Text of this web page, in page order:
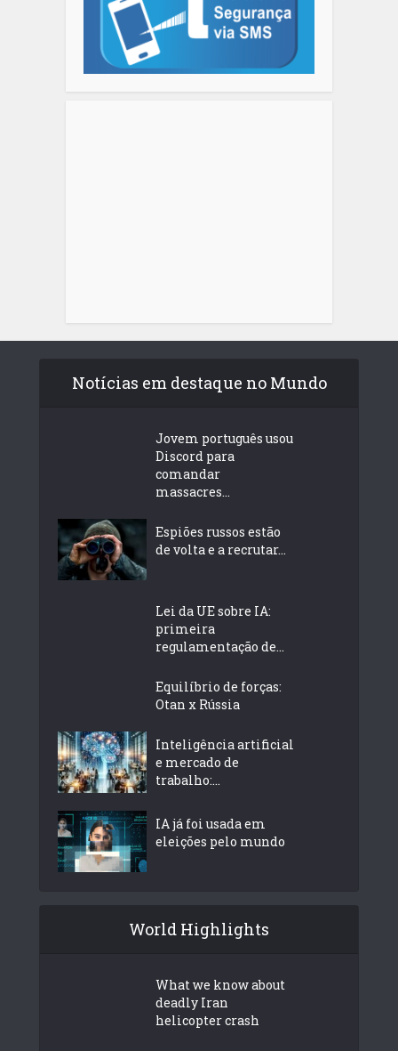
Notícias em destaque no Mundo
Jovem português usou
Discord para
comandar
massacres...
Espiões russos estão
de volta e a recrutar...
Lei da UE sobre IA:
primeira
regulamentação de...
Equilíbrio de forças:
Otan x Rússia
Inteligência artificial
e mercado de
trabalho:...
IA já foi usada em
eleições pelo mundo
World Highlights
What we know about
deadly Iran
helicopter crash